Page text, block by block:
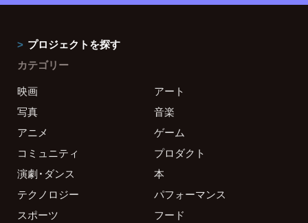
プロジェクトを探す
カテゴリー
映画
アート
写真
音楽
アニメ
ゲーム
コミュニティ
プロダクト
演劇・ダンス
本
テクノロジー
パフォーマンス
スポーツ
フード